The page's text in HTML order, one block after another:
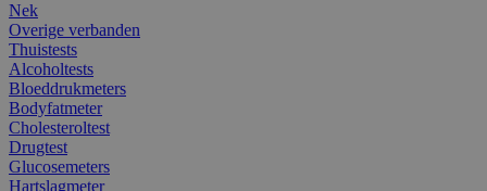
Nek
Overige verbanden
Thuistests
Alcoholtests
Bloeddrukmeters
Bodyfatmeter
Cholesteroltest
Drugtest
Glucosemeters
Hartslagmeter